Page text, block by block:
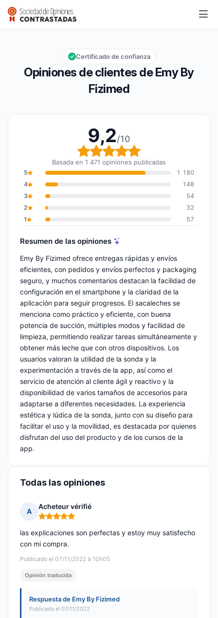
Emy By Fizimed
Calificación global: 9,2 de 10
9,2/10
Opiniones de clientes de Emy By
Fizimed
Certificado de confianza
9,2/10
Calificación global: 9,2
Basada en 1 471 opiniones publicadas
5
1 180
4
148
3
54
2
32
1
57
Resumen de las opiniones
Emy By Fizimed ofrece entregas rápidas y envíos
eficientes, con pedidos y envíos perfectos y packaging
seguro, y muchos comentarios destacan la facilidad de
configuración en el smartphone y la claridad de la
aplicación para seguir progresos. El sacaleches se
menciona como práctico y eficiente, con buena
potencia de succión, múltiples modos y facilidad de
limpieza, permitiendo realizar tareas simultáneamente y
obtener más leche que con otros dispositivos. Los
usuarios valoran la utilidad de la sonda y la
experimentación a través de la app, así como el
servicio de atención al cliente ágil y reactivo y la
disponibilidad de varios tamaños de accesorios para
adaptarse a diferentes necesidades. La experiencia
estética y lúdica de la sonda, junto con su diseño para
facilitar el uso y la movilidad, es destacada por quienes
disfrutan del uso del producto y de los cursos de la
app.
Todas las opiniones
A
Acheteur vérifié
Nota: 5 de 5
Publicado el 07/11/2022 à 10h05
las explicaciones son perfectas y estoy muy satisfecho
con mi compra.
Opinión traducida
Respuesta de Emy By Fizimed
Publicada el 07/11/2022